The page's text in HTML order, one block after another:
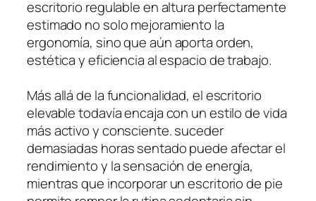
escritorio regulable en altura perfectamente
estimado no solo mejoramiento la
ergonomía, sino que aún aporta orden,
estética y eficiencia al espacio de trabajo.
Más allá de la funcionalidad, el escritorio
elevable todavía encaja con un estilo de vida
más activo y consciente. suceder
demasiadas horas sentado puede afectar el
rendimiento y la sensación de energía,
mientras que incorporar un escritorio de pie